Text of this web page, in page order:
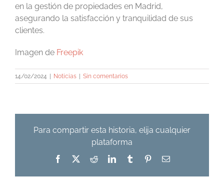
en la gestión de propiedades en Madrid,
asegurando la satisfacción y tranquilidad de sus
clientes.
Imagen de Freepik
14/02/2024 Noticias Sin comentarios
Para compartir esta historia, elija cualquier
plataforma
Facebook RedditLinkedInTumblr PinterestCorreo